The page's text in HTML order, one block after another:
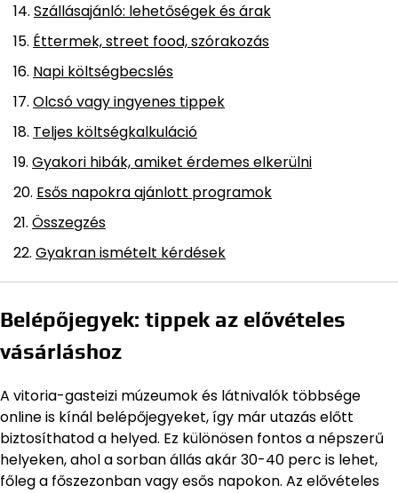
Szállásajánló: lehetőségek és árak
Éttermek, street food, szórakozás
Napi költségbecslés
Olcsó vagy ingyenes tippek
Teljes költségkalkuláció
Gyakori hibák, amiket érdemes elkerülni
Esős napokra ajánlott programok
Összegzés
Gyakran ismételt kérdések
Belépőjegyek: tippek az elővételes
vásárláshoz
A vitoria-gasteizi múzeumok és látnivalók többsége
online is kínál belépőjegyeket, így már utazás előtt
biztosíthatod a helyed. Ez különösen fontos a népszerű
helyeken, ahol a sorban állás akár 30-40 perc is lehet,
főleg a főszezonban vagy esős napokon. Az elővételes